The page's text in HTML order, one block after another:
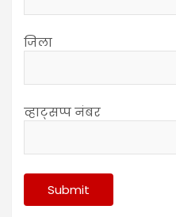
जिला
व्हाट्सप्प नंबर